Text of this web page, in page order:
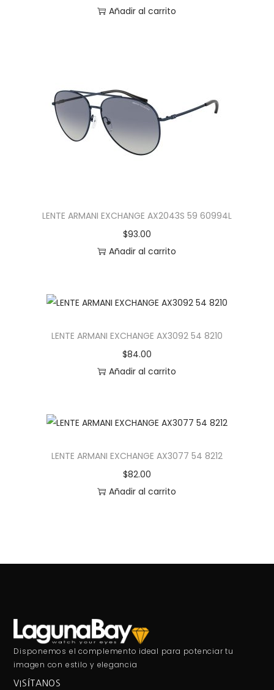
Añadir al carrito
LENTE ARMANI EXCHANGE AX2043S 59 60994L
$93.00
Añadir al carrito
LENTE ARMANI EXCHANGE AX3092 54 8210
$84.00
Añadir al carrito
LENTE ARMANI EXCHANGE AX3077 54 8212
$82.00
Añadir al carrito
Disponemos el complemento ideal para potenciar tu
imagen con estilo y elegancia
VISÍTANOS